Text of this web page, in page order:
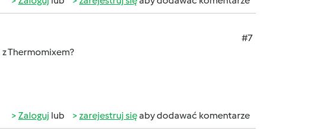
#7
Thermomixem?
Zaloguj lub zarejestruj sięaby dodawać komentarze